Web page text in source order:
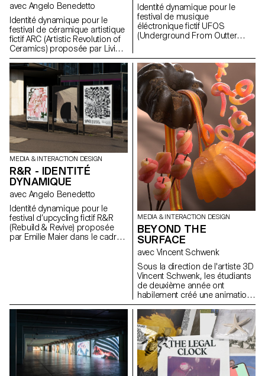
avec Angelo Benedetto
Identité dynamique pour le
festival de céramique artistique
fictif ARC (Artistic Revolution of
Ceramics) proposée par Livia
Schmid dans le cadre du cours
Dynamic Display mené par
Angelo Benedetto.
Identité dynamique pour le
festival de musique
éléctronique fictif UFOS
(Underground From Outter
Dynamic Display mené par
Angelo Benedetto
MEDIA & INTERACTION DESIGN
R&R - IDENTITÉ
DYNAMIQUE
avec Angelo Benedetto
Identité dynamique pour le
festival d’upcycling fictif R&R
(Rebuild & Revive) proposée
par Emilie Maier dans le cadre
MEDIA & INTERACTION DESIGN
BEYOND THE
SURFACE
avec Vincent Schwenk
Sous la direction de l'artiste 3D
Vincent Schwenk, les étudiants
de deuxième année ont
habilement créé une animation
abstraite centrée sur le thème
de la relaxation. Tout au long du
processus, ils ont acquis des
connaissances précieuses sur
diverses techniques telles que
la modélisation, le texturing, les
simulations physiques, le rendu
et le sound design.